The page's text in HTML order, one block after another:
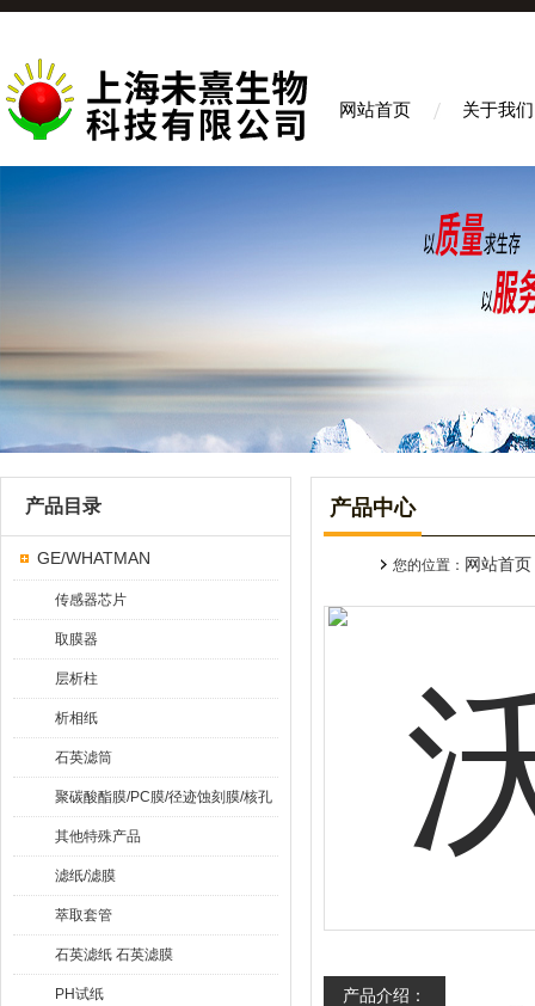
网站首页 关于我们
产品目录
GE/WHATMAN
传感器芯片
取膜器
层析柱
析相纸
石英滤筒
聚碳酸酯膜/PC膜/径迹蚀刻膜/核孔
膜
其他特殊产品
滤纸/滤膜
萃取套管
石英滤纸 石英滤膜
PH试纸
产品中心
您的位置： 网站首页
产品介绍：